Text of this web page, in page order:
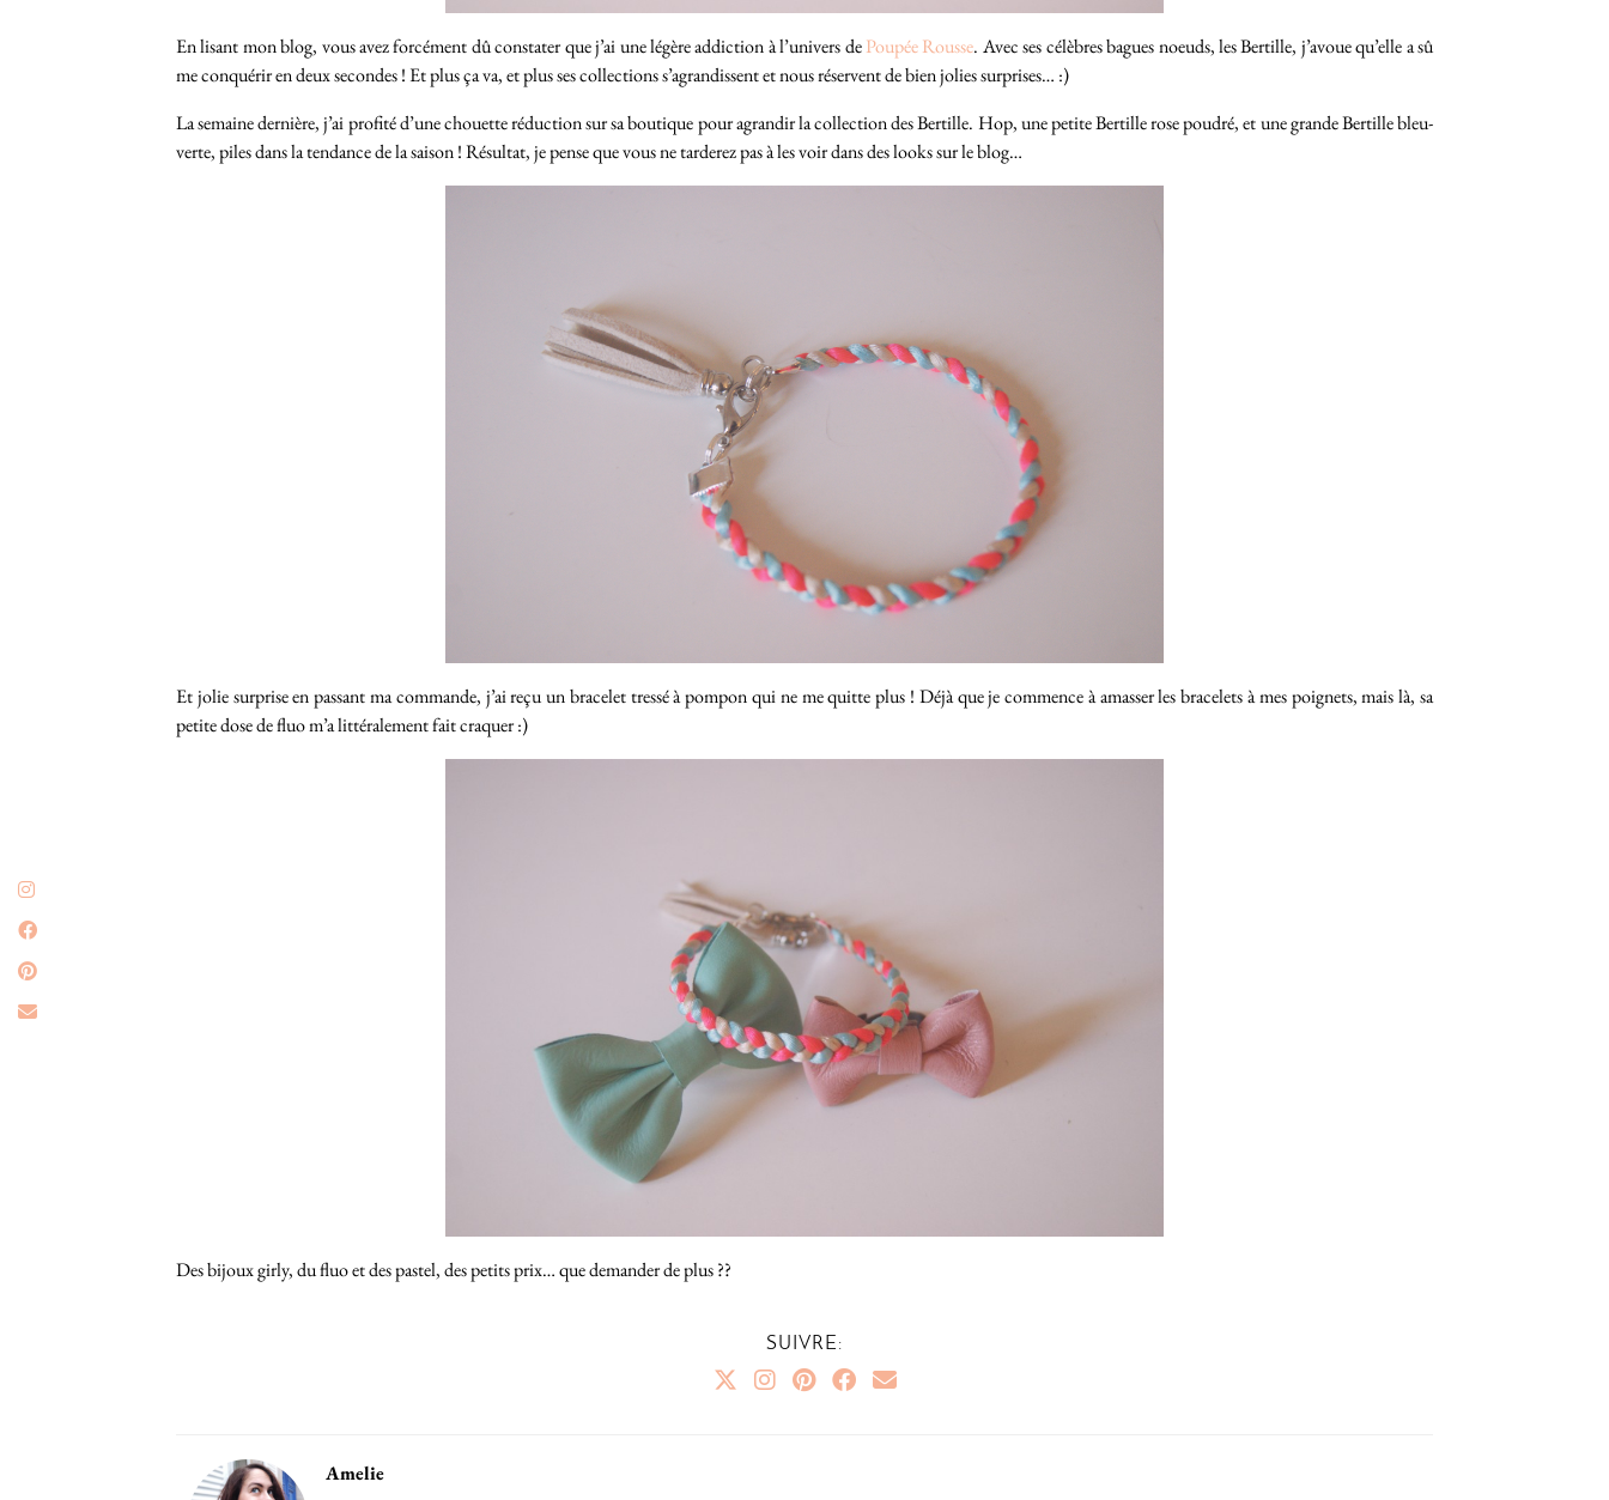
En lisant mon blog, vous avez forcément dû constater que j’ai une légère addiction à l’univers dePoupée Rousse. Avec ses célèbres bagues noeuds, les Bertille, j’avoue qu’elle a sû
me conquérir en deux secondes ! Et plus ça va, et plus ses collections s’agrandissent et nous réservent de bien jolies surprises… :)
La semaine dernière, j’ai profité d’une chouette réduction sur sa boutique pour agrandir la collection des Bertille. Hop, une petite Bertille rose poudré, et une grande Bertille bleu-
verte, piles dans la tendance de la saison ! Résultat, je pense que vous ne tarderez pas à les voir dans des looks sur le blog…
Et jolie surprise en passant ma commande, j’ai reçu un bracelet tressé à pompon qui ne me quitte plus ! Déjà que je commence à amasser les bracelets à mes poignets, mais là, sa
petite dose de fluo m’a littéralement fait craquer :)
Des bijoux girly, du fluo et des pastel, des petits prix… que demander de plus ??
SUIVRE:
Amelie